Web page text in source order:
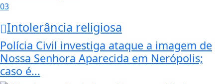
03
Intolerância religiosa
Polícia Civil investiga ataque a imagem de
Nossa Senhora Aparecida em Nerópolis;
caso é...